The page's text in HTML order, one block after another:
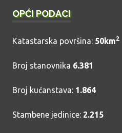
OPĆI PODACI
Katastarska površina: 50km2
Broj stanovnika 6.381
Broj kućanstava: 1.864
Stambene jedinice: 2.215